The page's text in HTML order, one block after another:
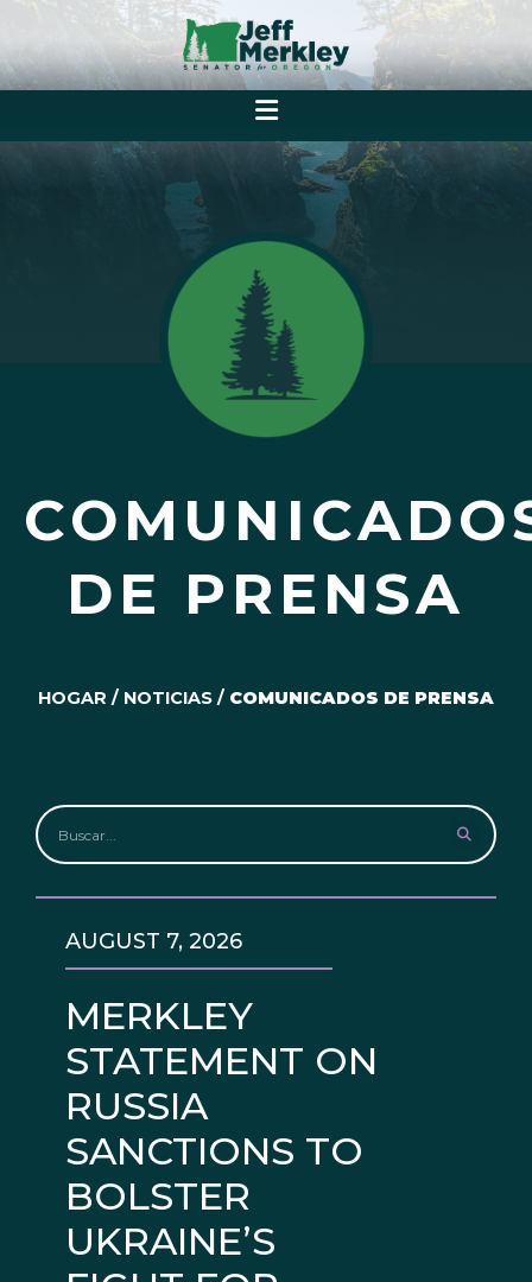
DE PRENSA
HOGAR / NOTICIAS / COMUNICADOS DE PRENSA
MERKLEY
STATEMENT ON
RUSSIA
SANCTIONS TO
BOLSTER
UKRAINE’S
AUGUST 7, 2026